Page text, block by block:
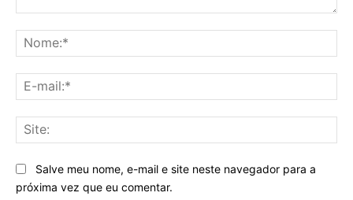
Salve meu nome, e-mail e site neste navegador para a
próxima vez que eu comentar.